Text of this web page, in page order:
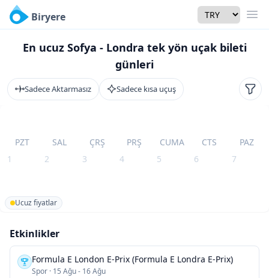
Biryere Currency
En ucuz Sofya - Londra tek yön uçak bileti
günleri
Sadece Aktarmasız Sadece kısa uçuş
PZT SAL ÇRŞ PRŞ CUMA CTS
PAZ
1
2 3 4 5 6 7
Ucuz fiyatlar
Etkinlikler
Formula E London E-Prix (Formula E Londra E-Prix)
Spor · 15 Ağu - 16 Ağu